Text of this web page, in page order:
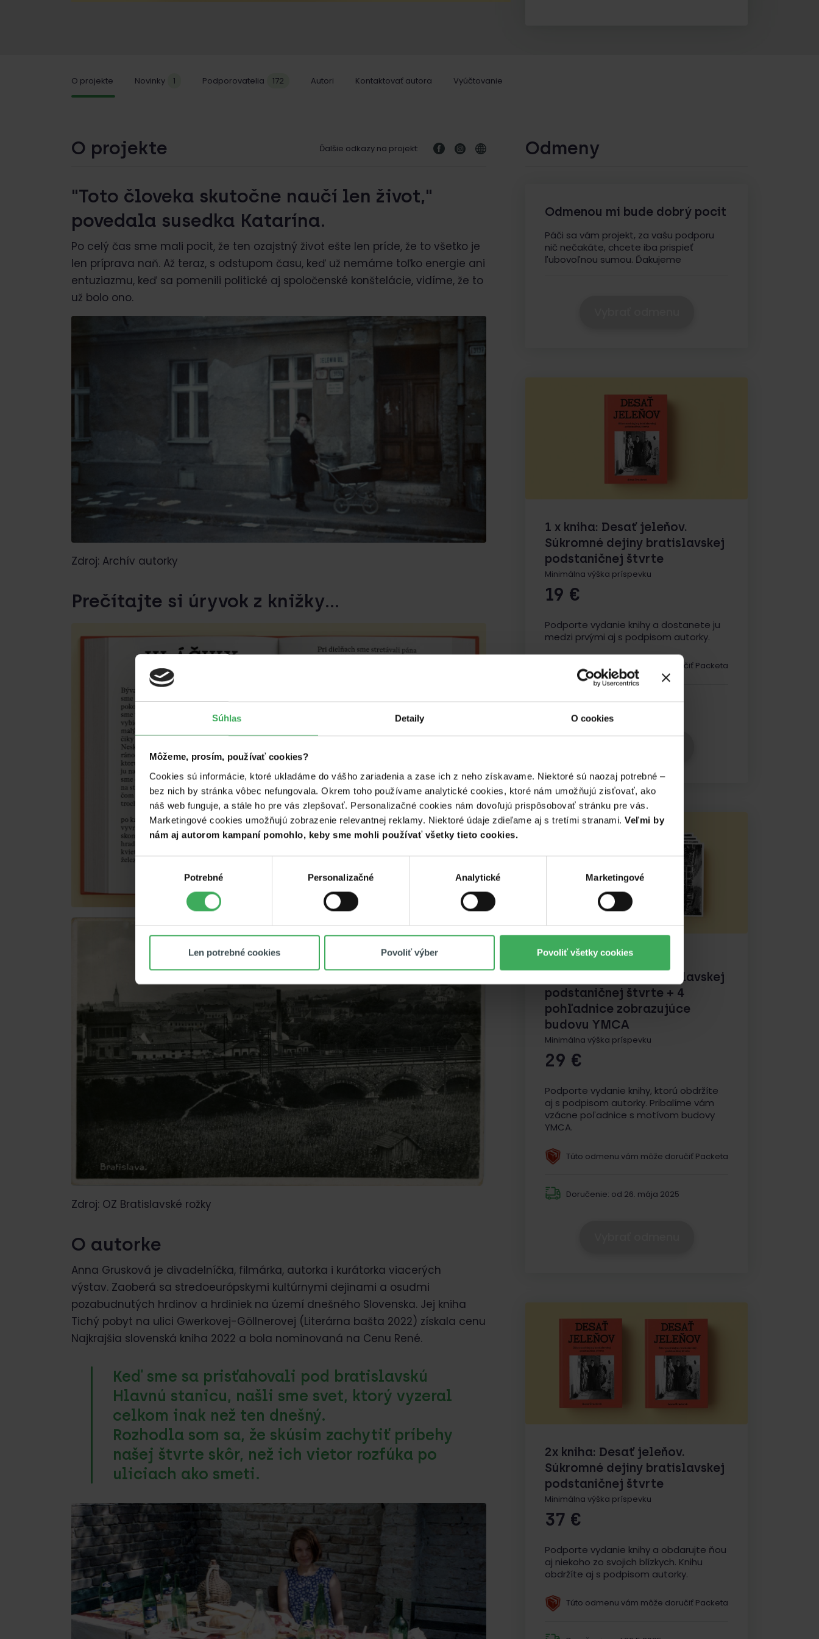
Súhlas Detaily O cookies
Môžeme, prosím, používať cookies?
Cookies sú informácie, ktoré ukladáme do vášho zariadenia a zase ich z neho získavame. Niektoré sú naozaj potrebné –
bez nich by stránka vôbec nefungovala. Okrem toho používame analytické cookies, ktoré nám umožňujú zisťovať, ako
náš web funguje, a stále ho pre vás zlepšovať. Personalizačné cookies nám dovoľujú prispôsobovať stránku pre vás.
Marketingové cookies umožňujú zobrazenie relevantnej reklamy. Niektoré údaje zdieľame aj s tretími stranami. Veľmi by
nám aj autorom kampaní pomohlo, keby sme mohli používať všetky tieto cookies.
Výber
Potrebné Personalizačné Analytické Marketingové
Len potrebné cookies Povoliť výber Povoliť všetky cookies
O projekte Novinky 1 Podporovatelia 172 Autori Kontaktovať autora Vyúčtovanie
O projekte Ďalšie odkazy na projekt:
"Toto človeka skutočne naučí len život,"
povedala susedka Katarína.
Po celý čas sme mali pocit, že ten ozajstný život ešte len príde, že to všetko je
len príprava naň. Až teraz, s odstupom času, keď už nemáme toľko energie ani
entuziazmu, keď sa pomenili politické aj spoločenské konštelácie, vidíme, že to
už bolo ono.
Zdroj: Archív autorky
Prečítajte si úryvok z knižky...
Zdroj: OZ Bratislavské rožky
O autorke
Anna Grusková je divadelníčka, filmárka, autorka i kurátorka viacerých
výstav. Zaoberá sa stredoeurópskymi kultúrnymi dejinami a osudmi
pozabudnutých hrdinov a hrdiniek na území dnešného Slovenska. Jej kniha
Tichý pobyt na ulici Gwerkovej-Göllnerovej (Literárna bašta 2022) získala cenu
Najkrajšia slovenská kniha 2022 a bola nominovaná na Cenu René.
Keď sme sa prisťahovali pod bratislavskú
Hlavnú stanicu, našli sme svet, ktorý vyzeral
celkom inak než ten dnešný.
Rozhodla som sa, že skúsim zachytiť príbehy
našej štvrte skôr, než ich vietor rozfúka po
uliciach ako smeti.
Odmeny
Odmenou mi bude dobrý pocit
Páči sa vám projekt, za vašu podporu
nič nečakáte, chcete iba prispieť
ľubovoľnou sumou. Ďakujeme
1 x kniha: Desať jeleňov.
Súkromné dejiny bratislavskej
podstaničnej štvrte
Minimálna výška príspevku
19 €
Podporte vydanie knihy a dostanete ju
medzi prvými aj s podpisom autorky.
Túto odmenu vám môže doručiť Packeta
Doručenie:od 26. mája 2025
Kniha: Desať jeleňov.
Súkromné dejiny bratislavskej
podstaničnej štvrte + 4
pohľadnice zobrazujúce
budovu YMCA
Minimálna výška príspevku
29 €
Podporte vydanie knihy, ktorú obdržíte
aj s podpisom autorky. Pribalíme vám
vzácne poľadnice s motívom budovy
YMCA.
Túto odmenu vám môže doručiť Packeta
Doručenie: od 26. mája 2025
2x kniha: Desať jeleňov.
Súkromné dejiny bratislavskej
podstaničnej štvrte
Minimálna výška príspevku
37 €
Podporte vydanie knihy a obdarujte ňou
aj niekoho zo svojich blízkych. Knihu
obdržíte aj s podpisom autorky.
Túto odmenu vám môže doručiť Packeta